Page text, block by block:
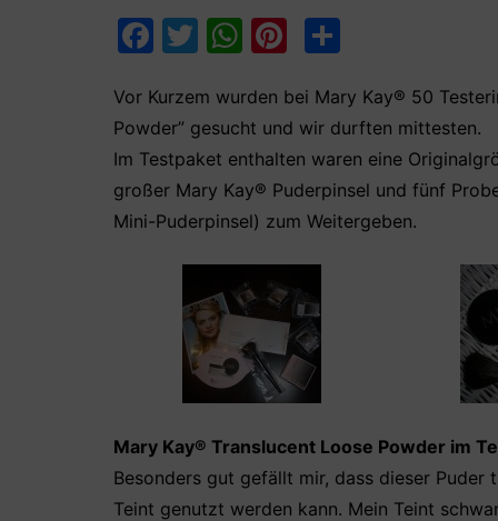
F
c
e
b
o
T
itt
er
W
at
s
A
p
Pi
er
e
st
le
n
Vor Kurzem wurden bei Mary Kay® 50
Powder” gesucht und wir durften mittesten.
Im Testpaket enthalten waren eine
großer Mary Kay® Puderpinsel und fünf
Mini-Puderpinsel) zum Weitergeben.
Mary Kay® Translucent Loose Powder im
Besonders gut gefällt mir, dass dieser
Teint genutzt werden kann. Mein Teint